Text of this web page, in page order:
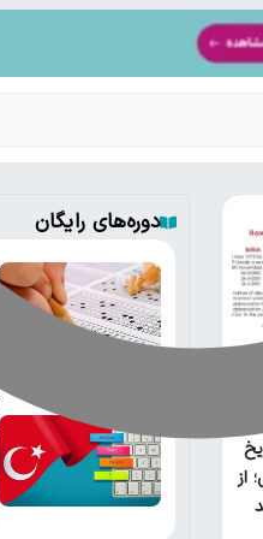
از
دوره‌های رایگان